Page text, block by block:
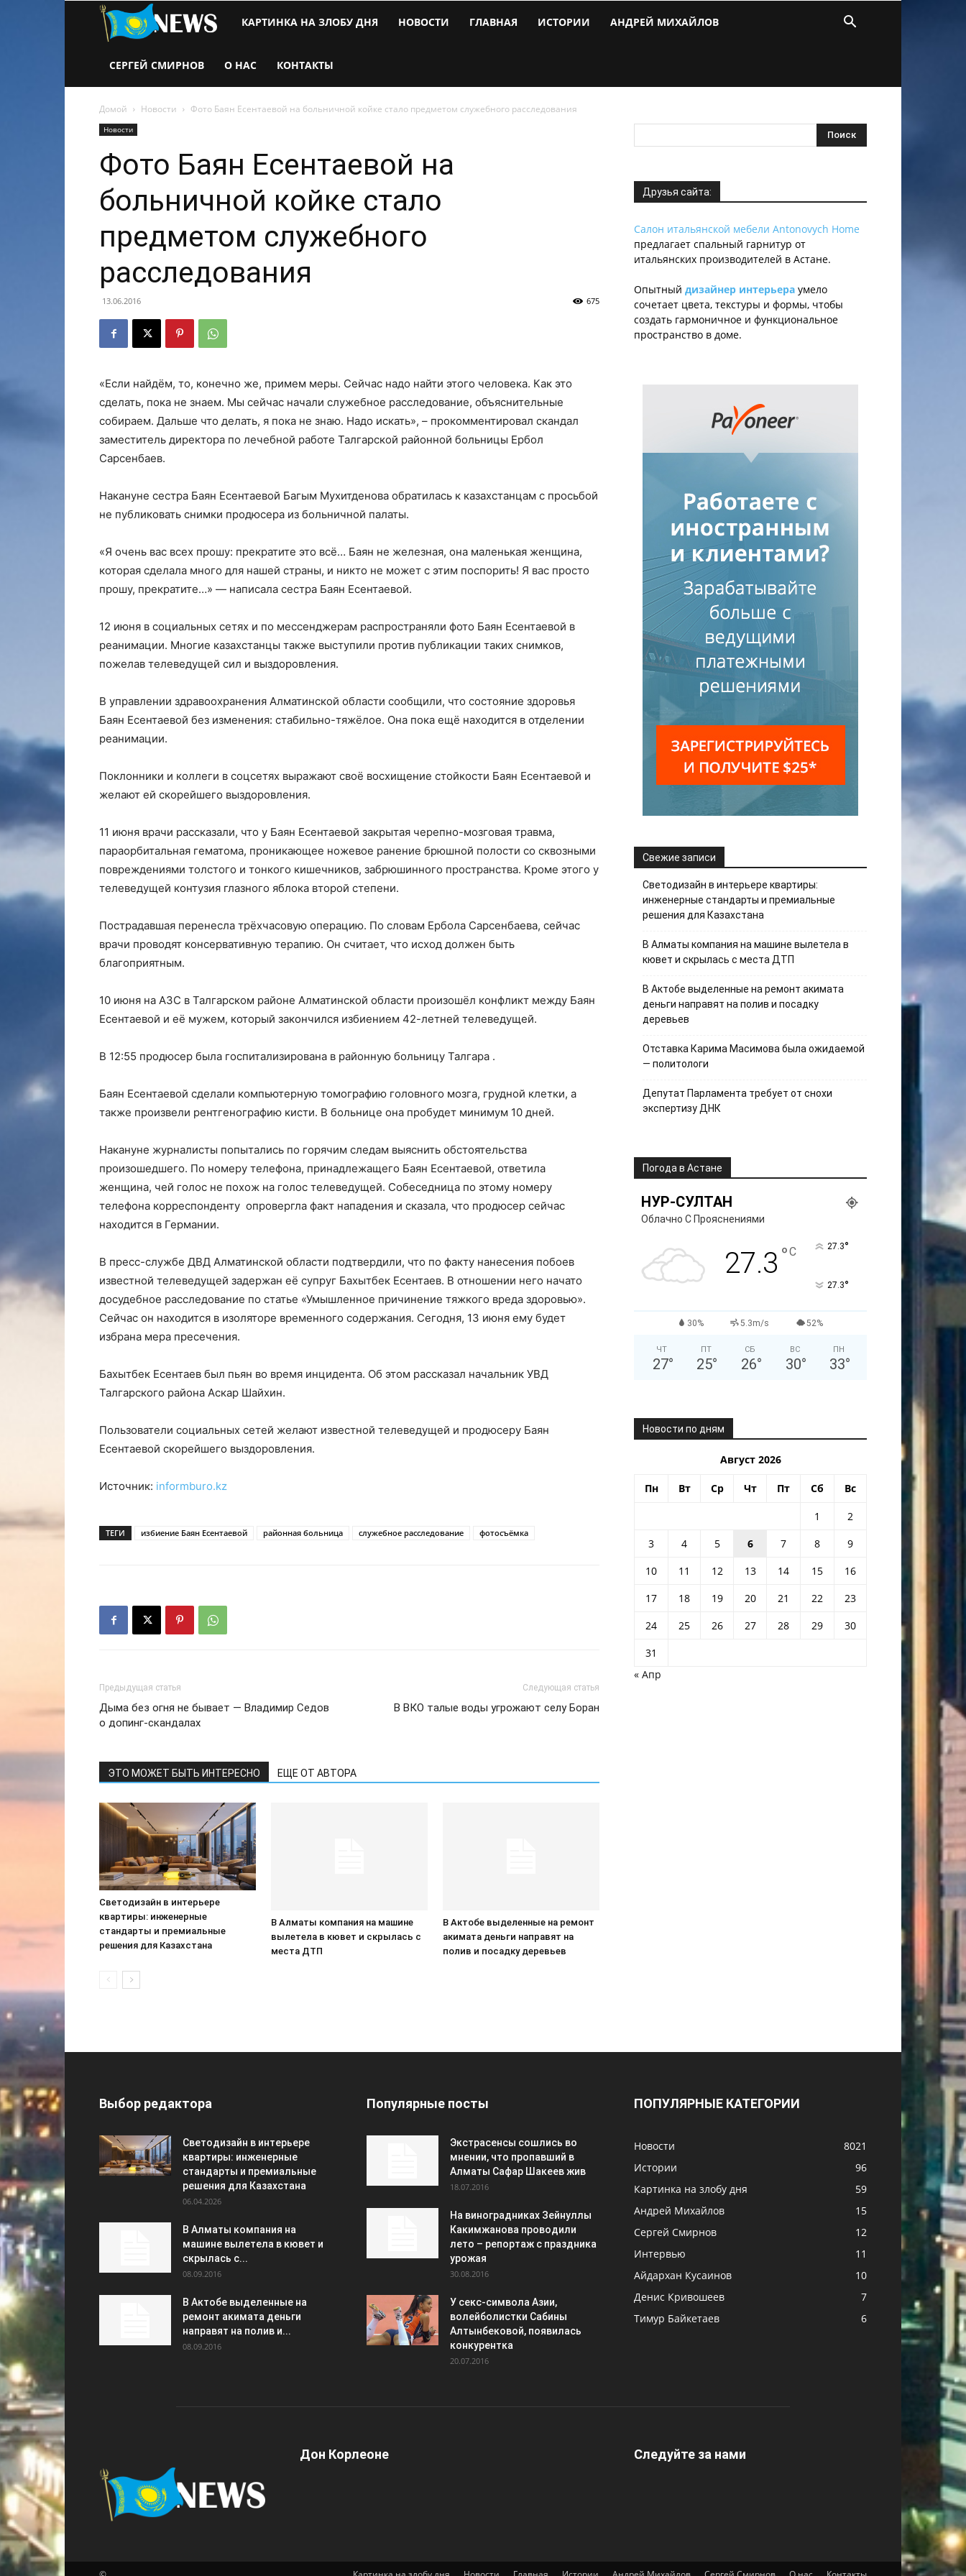
Новости
Казахстана
КАРТИНКА НА ЗЛОБУ ДНЯ НОВОСТИ ГЛАВНАЯ ИСТОРИИ АНДРЕЙ МИХАЙЛОВ
СЕРГЕЙ СМИРНОВ О НАС КОНТАКТЫ
Домой Новости Фото Баян Есентаевой на больничной койке стало предметом служебного расследования
Новости
Фото Баян Есентаевой на
больничной койке стало
предметом служебного
расследования
13.06.2016 675
«Если найдём, то, конечно же, примем меры. Сейчас надо найти этого человека. Как это
сделать, пока не знаем. Мы сейчас начали служебное расследование, объяснительные
собираем. Дальше что делать, я пока не знаю. Надо искать», – прокомментировал скандал
заместитель директора по лечебной работе Талгарской районной больницы Ербол
Сарсенбаев.
Накануне сестра Баян Есентаевой Багым Мухитденова обратилась к казахстанцам с просьбой
не публиковать снимки продюсера из больничной палаты.
«Я очень вас всех прошу: прекратите это всё… Баян не железная, она маленькая женщина,
которая сделала много для нашей страны, и никто не может с этим поспорить! Я вас просто
прошу, прекратите…» — написала сестра Баян Есентаевой.
12 июня в социальных сетях и по мессенджерам распространяли фото Баян Есентаевой в
реанимации. Многие казахстанцы также выступили против публикации таких снимков,
пожелав телеведущей сил и выздоровления.
В управлении здравоохранения Алматинской области сообщили, что состояние здоровья
Баян Есентаевой без изменения: стабильно-тяжёлое. Она пока ещё находится в отделении
реанимации.
Поклонники и коллеги в соцсетях выражают своё восхищение стойкости Баян Есентаевой и
желают ей скорейшего выздоровления.
11 июня врачи рассказали, что у Баян Есентаевой закрытая черепно-мозговая травма,
параорбитальная гематома, проникающее ножевое ранение брюшной полости со сквозными
повреждениями толстого и тонкого кишечников, забрюшинного пространства. Кроме этого у
телеведущей контузия глазного яблока второй степени.
Пострадавшая перенесла трёхчасовую операцию. По словам Ербола Сарсенбаева, сейчас
врачи проводят консервативную терапию. Он считает, что исход должен быть
благоприятным.
10 июня на АЗС в Талгарском районе Алматинской области произошёл конфликт между Баян
Есентаевой и её мужем, который закончился избиением 42-летней телеведущей.
В 12:55 продюсер была госпитализирована в районную больницу Талгара .
Баян Есентаевой сделали компьютерную томографию головного мозга, грудной клетки, а
также произвели рентгенографию кисти. В больнице она пробудет минимум 10 дней.
Накануне журналисты попытались по горячим следам выяснить обстоятельства
произошедшего. По номеру телефона, принадлежащего Баян Есентаевой, ответила
женщина, чей голос не похож на голос телеведущей. Собеседница по этому номеру
телефона корреспонденту опровергла факт нападения и сказала, что продюсер сейчас
находится в Германии.
В пресс-службе ДВД Алматинской области подтвердили, что по факту нанесения побоев
известной телеведущей задержан её супруг Бахытбек Есентаев. В отношении него начато
досудебное расследование по статье «Умышленное причинение тяжкого вреда здоровью».
Сейчас он находится в изоляторе временного содержания. Сегодня, 13 июня ему будет
избрана мера пресечения.
Бахытбек Есентаев был пьян во время инцидента. Об этом рассказал начальник УВД
Талгарского района Аскар Шайхин.
Пользователи социальных сетей желают известной телеведущей и продюсеру Баян
Есентаевой скорейшего выздоровления.
Источник: informburo.kz
ТЕГИ избиение Баян Есентаевой районная больница служебное расследование фотосъёмка
Предыдущая статья
Дыма без огня не бывает — Владимир Седов
о допинг-скандалах
Следующая статья
В ВКО талые воды угрожают селу Боран
ЭТО МОЖЕТ БЫТЬ ИНТЕРЕСНО ЕЩЕ ОТ АВТОРА
Светодизайн в интерьере
квартиры: инженерные
стандарты и премиальные
решения для Казахстана
В Алматы компания на машине
вылетела в кювет и скрылась с
места ДТП
В Актобе выделенные на ремонт
акимата деньги направят на
полив и посадку деревьев
Друзья сайта:
Салон итальянской мебели Antonovych Home
предлагает спальный гарнитур от
итальянских производителей в Астане.
Опытный дизайнер интерьера умело
сочетает цвета, текстуры и формы, чтобы
создать гармоничное и функциональное
пространство в доме.
Свежие записи
Светодизайн в интерьере квартиры:
инженерные стандарты и премиальные
решения для Казахстана
В Алматы компания на машине вылетела в
кювет и скрылась с места ДТП
В Актобе выделенные на ремонт акимата
деньги направят на полив и посадку
деревьев
Отставка Карима Масимова была ожидаемой
— политологи
Депутат Парламента требует от снохи
экспертизу ДНК
Погода в Астане
НУР-СУЛТАН
Облачно С Прояснениями
27.3 °C 27.3°
27.3°
30% 5.3m/s 52%
ЧТ
27°
ПТ
25°
СБ
26°
ВС
30°
ПН
33°
Новости по дням
Август 2026
Пн Вт Ср Чт Пт Сб Вс
1
2
3
4 5 6 7 8
9
10
11 12 13 14 15
16
17
18 19 20 21 22
23
24
25 26 27 28 29
30
31
« Апр
Выбор редактора
Светодизайн в интерьере
квартиры: инженерные
стандарты и премиальные
решения для Казахстана
06.04.2026
В Алматы компания на
машине вылетела в кювет и
скрылась с...
08.09.2016
В Актобе выделенные на
ремонт акимата деньги
направят на полив и...
08.09.2016
Популярные посты
Экстрасенсы сошлись во
мнении, что пропавший в
Алматы Сафар Шакеев жив
18.07.2016
На виноградниках Зейнуллы
Какимжанова проводили
лето – репортаж с праздника
урожая
30.08.2016
У секс-символа Азии,
волейболистки Сабины
Алтынбековой, появилась
конкурентка
20.07.2016
ПОПУЛЯРНЫЕ КАТЕГОРИИ
Новости
8021
Истории
96
Картинка на злобу дня
59
Андрей Михайлов
15
Сергей Смирнов
12
Интервью
11
Айдархан Кусаинов
10
Денис Кривошеев
7
Тимур Байкетаев
6
Дон Корлеоне Следуйте за нами